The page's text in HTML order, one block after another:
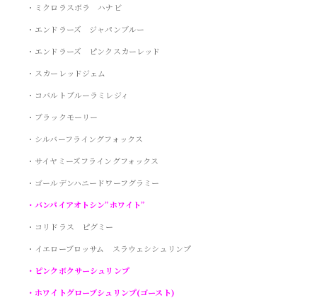
・ミクロラスボラ ハナビ
・エンドラーズ ジャパンブルー
・エンドラーズ ピンクスカーレッド
・スカーレッドジェム
・コバルトブルーラミレジィ
・ブラックモーリー
・シルバーフライングフォックス
・サイヤミーズフライングフォックス
・ゴールデンハニードワーフグラミー
・バンパイアオトシン”ホワイト”
・コリドラス ピグミー
・イエローブロッサム スラウェシシュリンプ
・ピンクボクサーシュリンプ
・ホワイトグローブシュリンプ(ゴースト)